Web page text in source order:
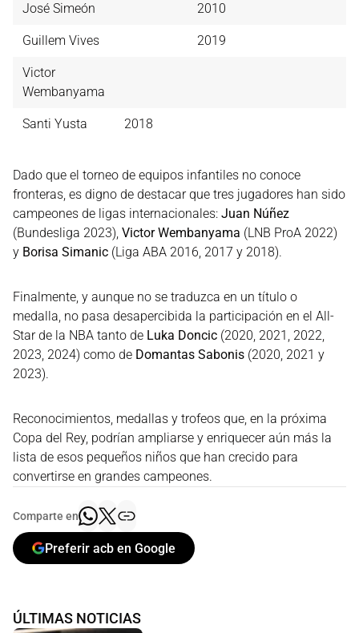
José Simeón 2010
Guillem Vives 2019
Victor
Wembanyama
Santi Yusta 2018
Dado que el torneo de equipos infantiles no conoce
fronteras, es digno de destacar que tres jugadores han sido
campeones de ligas internacionales: Juan Núñez
(Bundesliga 2023), Victor Wembanyama (LNB ProA 2022)
y Borisa Simanic (Liga ABA 2016, 2017 y 2018).
Finalmente, y aunque no se traduzca en un título o
medalla, no pasa desapercibida la participación en el All-
Star de la NBA tanto de Luka Doncic (2020, 2021, 2022,
2023, 2024) como de Domantas Sabonis (2020, 2021 y
2023).
Reconocimientos, medallas y trofeos que, en la próxima
Copa del Rey, podrían ampliarse y enriquecer aún más la
lista de esos pequeños niños que han crecido para
convertirse en grandes campeones.
Comparte en
Preferir acb en Google
ÚLTIMAS NOTICIAS